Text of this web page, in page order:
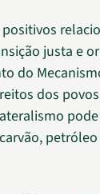
justa e
do
dos
petróleo